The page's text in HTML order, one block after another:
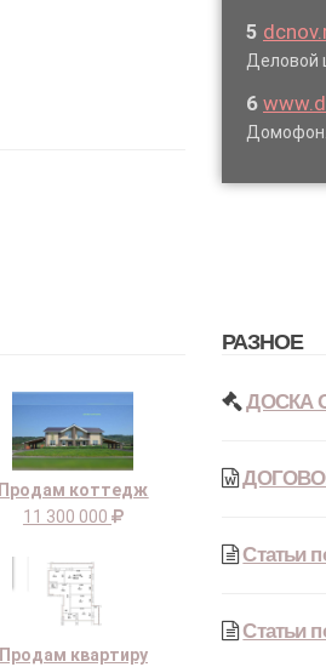
5
Деловой
6
Продам коттедж
11 300 000
Продам квартиру
РАЗНОЕ
ДОСКА
Статьи
Статьи